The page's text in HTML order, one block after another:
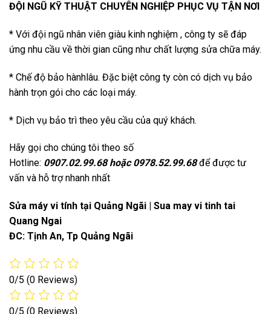
ĐỘI NGŨ KỸ THUẬT CHUYÊN NGHIỆP PHỤC VỤ TẬN NƠI
* Với đội ngũ nhân viên giàu kinh nghiệm , công ty sẽ đáp
ứng nhu cầu về thời gian cũng như chất lượng sửa chữa máy.
* Chế độ bảo hànhlâu. Đặc biệt công ty còn có dịch vụ bảo
hành trọn gói cho các loại máy.
* Dịch vụ bảo trì theo yêu cầu của quý khách.
Hãy gọi cho chúng tôi theo số
Hotline: 0907.02.99.68hoặc0978.52.99.68để được tư
vấn và hỗ trợ nhanh nhất
Sửa máy vi tính tại Quảng Ngãi | Sua may vi tinh tai
Quang Ngai
ĐC: Tịnh An, Tp Quảng Ngãi
0/5 (0 Reviews)
0/5 (0 Reviews)